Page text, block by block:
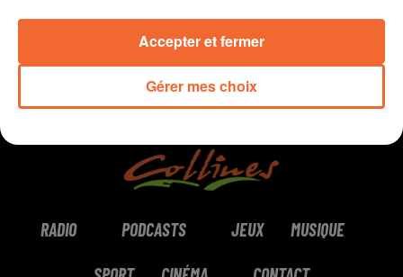
RADIO PODCASTS JEUX MUSIQUE
Gérer mes choix
Accepter et fermer